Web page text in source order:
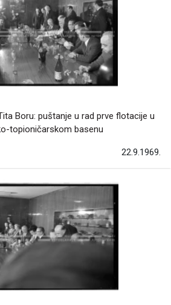
Boru: puštanje u rad prve flotacije u
topioničarskom basenu
22.9.1969.